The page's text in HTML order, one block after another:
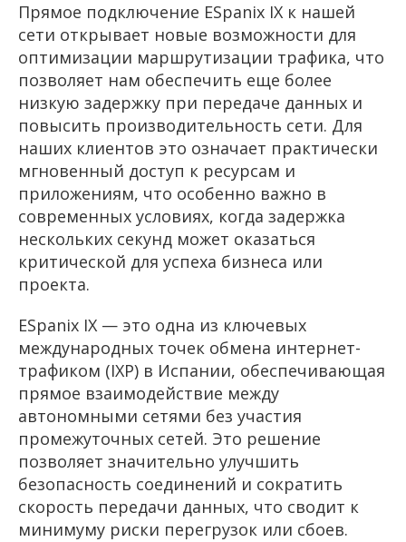
Прямое подключение ESpanix IX к нашей
сети открывает новые возможности для
оптимизации маршрутизации трафика, что
позволяет нам обеспечить еще более
низкую задержку при передаче данных и
повысить производительность сети. Для
наших клиентов это означает практически
мгновенный доступ к ресурсам и
приложениям, что особенно важно в
современных условиях, когда задержка
нескольких секунд может оказаться
критической для успеха бизнеса или
проекта.
ESpanix IX — это одна из ключевых
международных точек обмена интернет-
трафиком (IXP) в Испании, обеспечивающая
прямое взаимодействие между
автономными сетями без участия
промежуточных сетей. Это решение
позволяет значительно улучшить
безопасность соединений и сократить
скорость передачи данных, что сводит к
минимуму риски перегрузок или сбоев.